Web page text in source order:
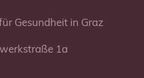
Gesundheit in Graz
1a